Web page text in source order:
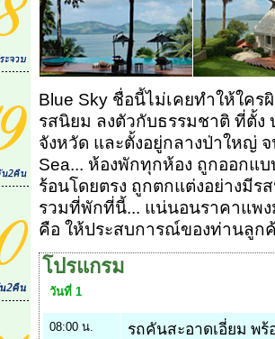
Blue Sky ชื่อนี้ไม่เคยทำให้ใค
รสนิยม ลงตัวกับธรรมชาติ ที่ตั้ง
จังหวัด และตั้งอยู่กลางป่าใหญ่
Sea... ห้องพักทุกห้อง ถูกออกแ
ร้อนโดยตรง ถูกตกแต่งอย่างมีร
รวมที่พักที่นี้... แน่นอนราคาแพ
คือ ให้ประสบการณ์ของท่านลูกค้
โปรแกรม
วันที่ 1
08:00 น.
รถคันสะอาดเอี่ยม พ